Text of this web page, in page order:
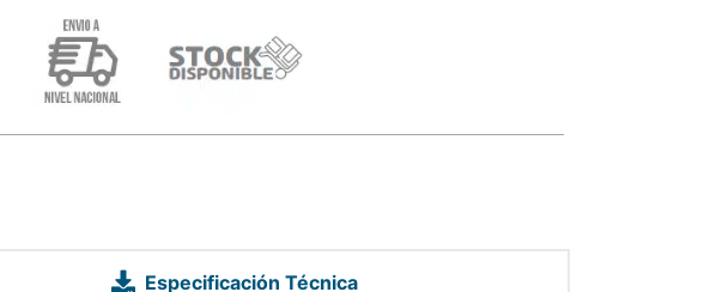
Especificación Técnica